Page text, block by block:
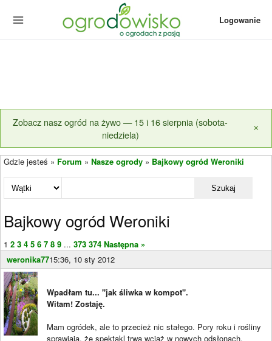
Logowanie
Zobacz nasz ogród na żywo — 15 i 16 sierpnia (sobota-
niedziela)
×
Gdzie jesteś » Forum » Nasze ogrody » Bajkowy ogród Weroniki
Szukaj
Bajkowy ogród Weroniki
1 2 3 4 5 6 7 8 9 ... 373 374 Następna »
weronika7715:36, 10 sty 2012
Wpadłam tu... "jak śliwka w kompot".
Witam! Zostaję.
Mam ogródek, ale to przecież nic stałego. Pory roku i rośliny
sprawiają, że spektakl trwa wciąż w nowych odsłonach.